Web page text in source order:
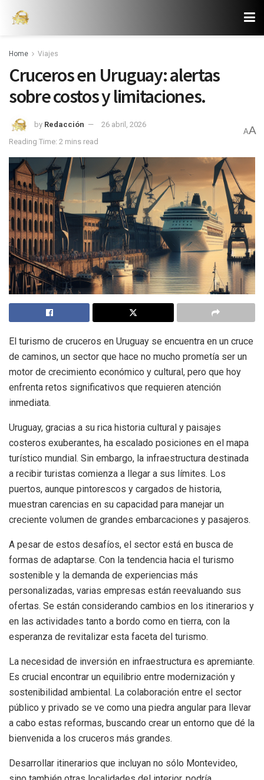
Home Viajes
Cruceros en Uruguay: alertas
sobre costos y limitaciones.
by Redacción
26 abril, 2026
Reading Time: 2 mins read
AA
El turismo de cruceros en Uruguay se encuentra en un cruce
de caminos, un sector que hace no mucho prometía ser un
motor de crecimiento económico y cultural, pero que hoy
enfrenta retos significativos que requieren atención
inmediata.
Uruguay, gracias a su rica historia cultural y paisajes
costeros exuberantes, ha escalado posiciones en el mapa
turístico mundial. Sin embargo, la infraestructura destinada
a recibir turistas comienza a llegar a sus límites. Los
puertos, aunque pintorescos y cargados de historia,
muestran carencias en su capacidad para manejar un
creciente volumen de grandes embarcaciones y pasajeros.
A pesar de estos desafíos, el sector está en busca de
formas de adaptarse. Con la tendencia hacia el turismo
sostenible y la demanda de experiencias más
personalizadas, varias empresas están reevaluando sus
ofertas. Se están considerando cambios en los itinerarios y
en las actividades tanto a bordo como en tierra, con la
esperanza de revitalizar esta faceta del turismo.
La necesidad de inversión en infraestructura es apremiante.
Es crucial encontrar un equilibrio entre modernización y
sostenibilidad ambiental. La colaboración entre el sector
público y privado se ve como una piedra angular para llevar
a cabo estas reformas, buscando crear un entorno que dé la
bienvenida a los cruceros más grandes.
Desarrollar itinerarios que incluyan no sólo Montevideo,